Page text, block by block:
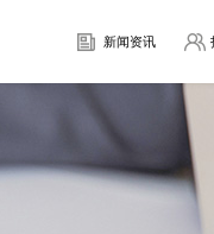
新闻资讯